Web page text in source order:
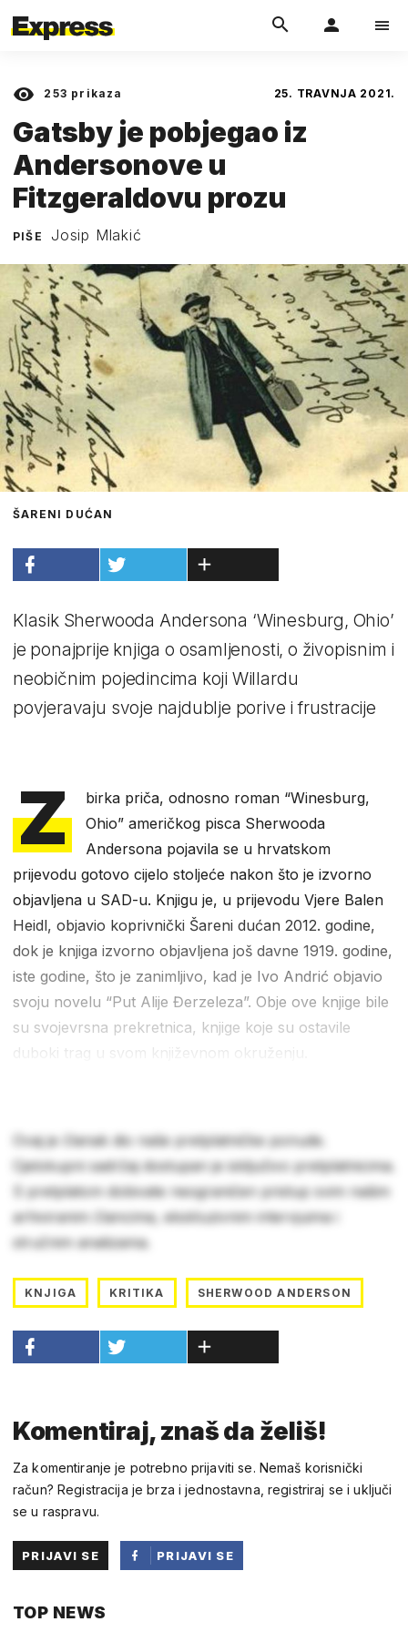
253 prikaza 25. TRAVNJA 2021.
Gatsby je pobjegao iz
Andersonove u
Fitzgeraldovu prozu
PIŠE Josip Mlakić
ŠARENI DUĆAN
Klasik Sherwooda Andersona ‘Winesburg, Ohio’
je ponajprije knjiga o osamljenosti, o živopisnim i
neobičnim pojedincima koji Willardu
povjeravaju svoje najdublje porive i frustracije
Z
birka priča, odnosno roman “Winesburg,
Ohio” američkog pisca Sherwooda
Andersona pojavila se u hrvatskom
prijevodu gotovo cijelo stoljeće nakon što je izvorno
objavljena u SAD-u. Knjigu je, u prijevodu Vjere Balen
Heidl, objavio koprivnički Šareni dućan 2012. godine,
dok je knjiga izvorno objavljena još davne 1919. godine,
iste godine, što je zanimljivo, kad je Ivo Andrić objavio
svoju novelu “Put Alije Đerzeleza”. Obje ove knjige bile
su svojevrsna prekretnica, knjige koje su ostavile
duboki trag u svom književnom okruženju.
Ovaj je članak dio naše pretplatničke ponude.
Cjelokupni sadržaj dostupan je isključivo pretplatnicima.
S pretplatom dobivate neograničen pristup svim našim
arhiviranim člancima, ekskluzivnim intervjuima i
stručnim analizama.
KNJIGA KRITIKA SHERWOOD ANDERSON
Komentiraj, znaš da želiš!
Za komentiranje je potrebno prijaviti se. Nemaš korisnički
račun? Registracija je brza i jednostavna, registriraj se i uključi
se u raspravu.
PRIJAVI SE
PRIJAVI SE
TOP NEWS